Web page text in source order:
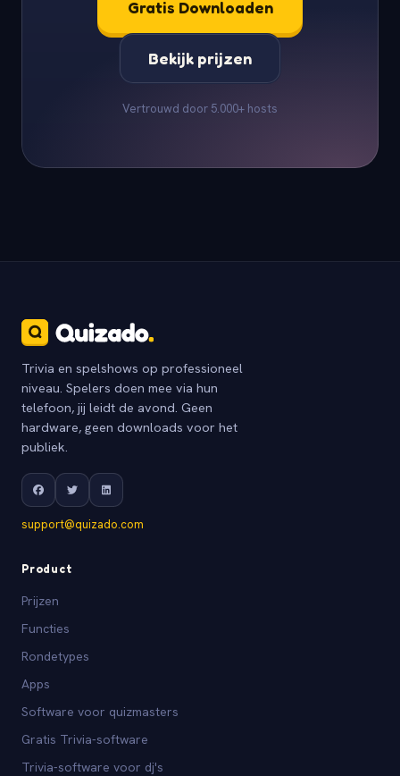
Gratis Downloaden
Bekijk prijzen
Vertrouwd door 5.000+ hosts
Trivia en spelshows op professioneel
niveau. Spelers doen mee via hun
telefoon, jij leidt de avond. Geen
hardware, geen downloads voor het
publiek.
support@quizado.com
Product
Prijzen
Functies
Rondetypes
Apps
Software voor quizmasters
Gratis Trivia-software
Trivia-software voor dj's